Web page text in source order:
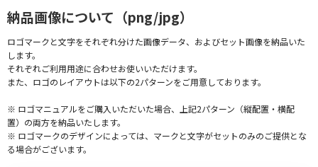
納品画像について（png/jpg）
ロゴマークと文字をそれぞれ分けた画像データ、およびセット画像を納品いた
します。
それぞれご利用用途に合わせお使いいただけます。
また、ロゴのレイアウトは以下の2パターンをご用意しております。
※ ロゴマニュアルをご購入いただいた場合、上記2パターン（縦配置・横配
置）の両方を納品いたします。
※ ロゴマークのデザインによっては、マークと文字がセットのみのご提供とな
る場合がございます。